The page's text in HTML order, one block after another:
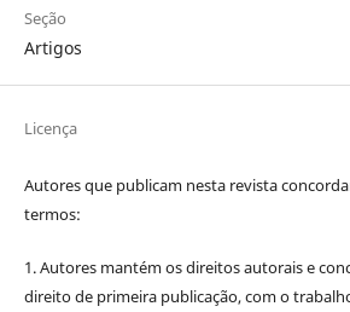
Seção
Artigos
Licença
Autores que publicam nesta revista
termos:
1. Autores mantém os direitos autorais e
direito de primeira publicação, com o